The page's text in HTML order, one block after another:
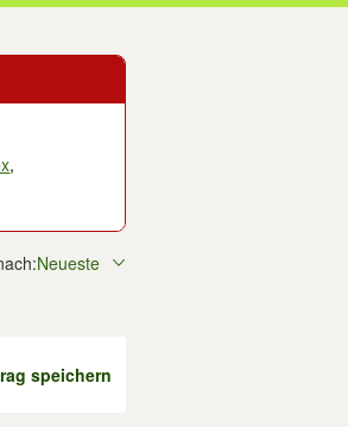
,
Neueste
speichern